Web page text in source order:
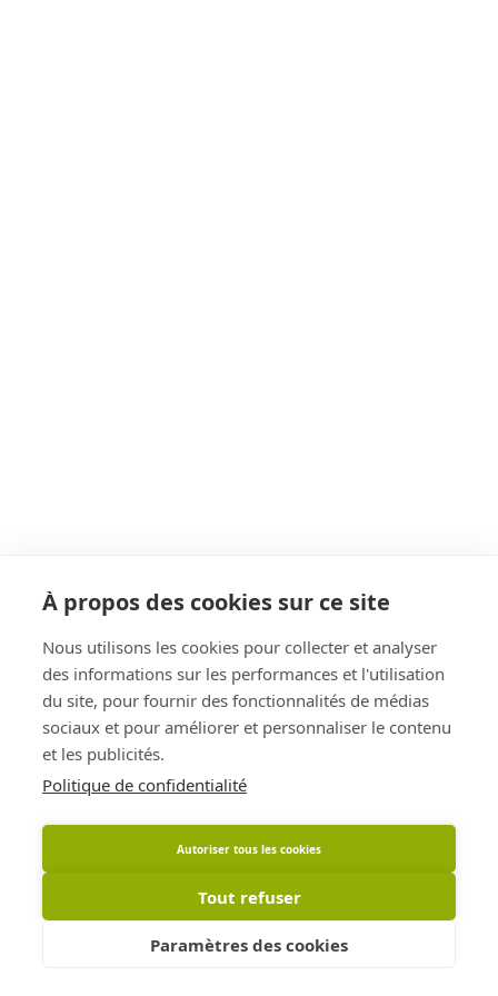
À propos des cookies sur ce site
Nous utilisons les cookies pour collecter et analyser
des informations sur les performances et l'utilisation
du site, pour fournir des fonctionnalités de médias
sociaux et pour améliorer et personnaliser le contenu
et les publicités.
Politique de confidentialité
Autoriser tous les cookies
Tout refuser
Paramètres des cookies